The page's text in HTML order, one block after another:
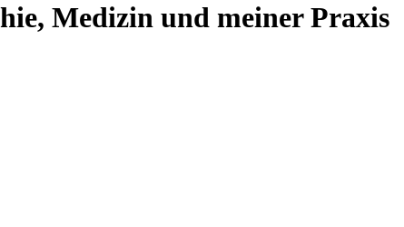
Medizin und meiner Praxis